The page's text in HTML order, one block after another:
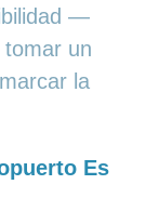
—
tomar un
la
Es